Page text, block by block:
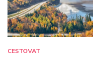
CESTOVAT